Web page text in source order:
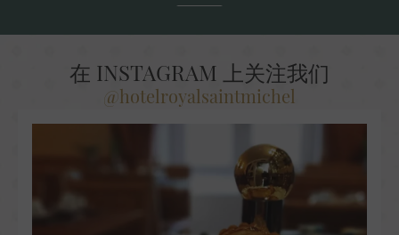
在 INSTAGRAM 上关注我们
@hotelroyalsaintmichel